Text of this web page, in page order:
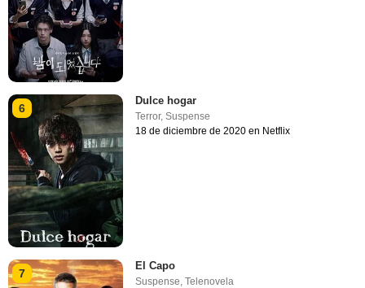
6
Dulce hogar
Terror,Suspense
18 de diciembre de 2020 en Netflix
7
El Capo
Suspense,Telenovela